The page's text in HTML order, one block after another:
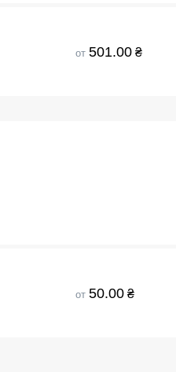
от 501.00 ₴
от 50.00 ₴